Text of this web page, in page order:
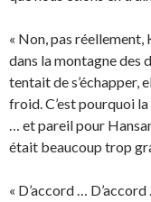
« Non, pas
dans la montagne des
tentait de s’échapper,
froid. C’est pourquoi
… et pareil pour
était beaucoup trop
« D’accord …